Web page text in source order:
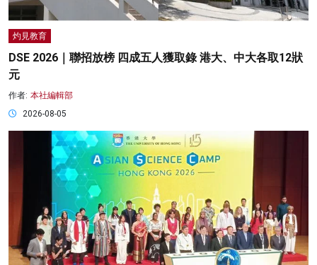
灼見教育
DSE 2026｜聯招放榜 四成五人獲取錄 港大、中大各取12狀
元
作者: 本社編輯部
2026-08-05